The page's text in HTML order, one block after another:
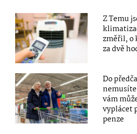
Z Temu
změřil, o
za dvě
Do
vám
vyplácet
penze